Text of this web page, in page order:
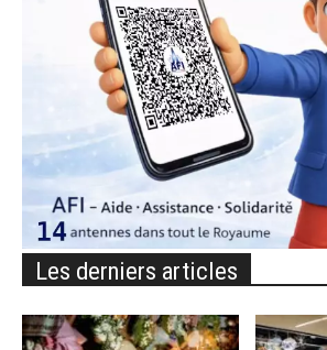
Les derniers articles